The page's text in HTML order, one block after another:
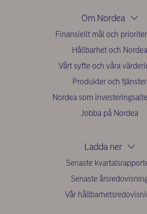
Om Nordea
Finansiellt mål och
Hållbarhet och Nordea
Vårt syfte och våra
Produkter och tjänster
Nordea som
Jobba på Nordea
Ladda ner
Senaste
Senaste
Vår